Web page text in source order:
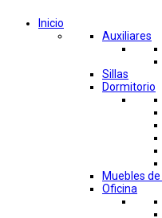
Inicio
Auxiliares
Sillas
Dormitorio
Muebles
Oficina